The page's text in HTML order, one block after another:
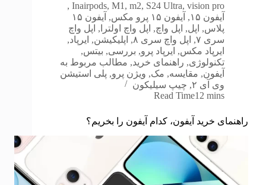
Inairpods, M1 , m2, S24 Ultra, vision pro
,
آیفون ۱۵
, آیفون ۱۵ پرو مکس ,
آیفون ۱۵
پلاس, اپل, اپل واچ, اپل واچ اولترا , اپل واچ
سری ۷
, اپل واچ سری ۸ , اپلیکیشن, ایرپاد,
ایرپاد مکس, ایرپاد پرو, بررسی, بیتس,
تکنولوژی, راهنمای خرید, مطالب مربوط به
آیفون, مقایسه, مک, ویژن پرو, پلی استیشن
وی آی ۲
, چیپ سیلیکون
Read Time12 mins
راهنمای خرید آیفون، کدام آیفون را بخریم؟